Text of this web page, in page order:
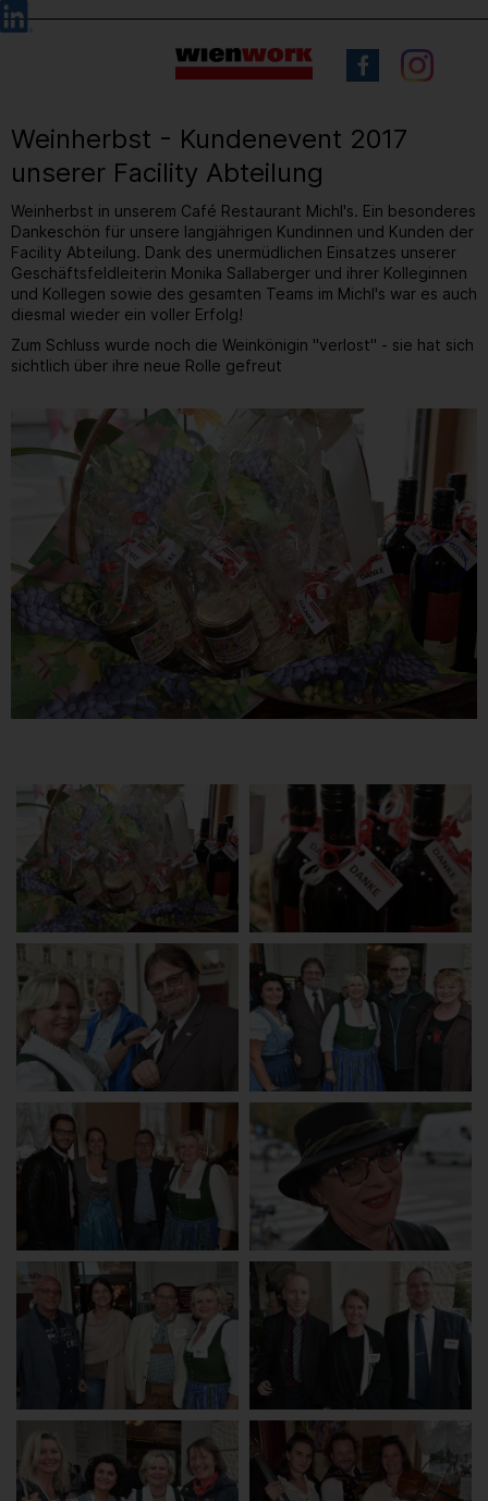
Barrierefreie
Bedienung
Sprachauswahl
Weinherbst - Kundenevent 2017
unserer Facility Abteilung
Weinherbst in unserem Café Restaurant Michl's. Ein besonderes
Dankeschön für unsere langjährigen Kundinnen und Kunden der
Facility Abteilung. Dank des unermüdlichen Einsatzes unserer
Geschäftsfeldleiterin Monika Sallaberger und ihrer Kolleginnen
und Kollegen sowie des gesamten Teams im Michl's war es auch
diesmal wieder ein voller Erfolg!
Zum Schluss wurde noch die Weinkönigin "verlost" - sie hat sich
sichtlich über ihre neue Rolle gefreut